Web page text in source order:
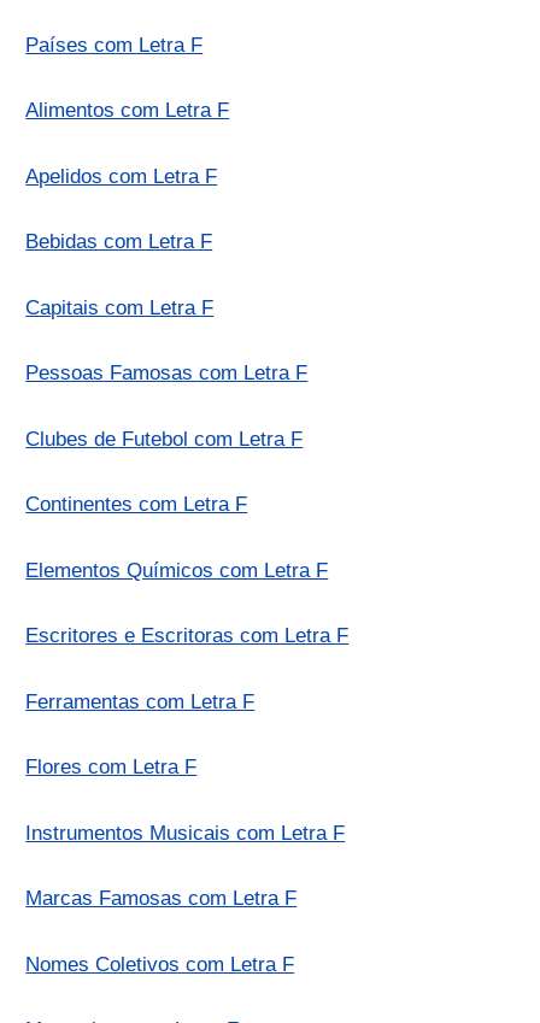
Países com Letra F
Alimentos com Letra F
Apelidos com Letra F
Bebidas com Letra F
Capitais com Letra F
Pessoas Famosas com Letra F
Clubes de Futebol com Letra F
Continentes com Letra F
Elementos Químicos com Letra F
Escritores e Escritoras com Letra F
Ferramentas com Letra F
Flores com Letra F
Instrumentos Musicais com Letra F
Marcas Famosas com Letra F
Nomes Coletivos com Letra F